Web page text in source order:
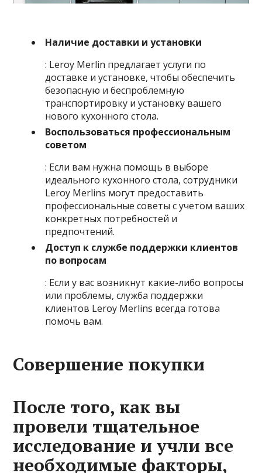
Наличие доставки и установки
: Leroy Merlin предлагает услуги по
доставке и установке, чтобы обеспечить
безопасную и беспроблемную
транспортировку и установку вашего
нового кухонного стола.
Воспользоваться профессиональным
советом
: Если вам нужна помощь в выборе
идеального кухонного стола, сотрудники
Leroy Merlins могут предоставить
профессиональные советы с учетом ваших
конкретных потребностей и
предпочтений.
Доступ к службе поддержки клиентов
по вопросам
: Если у вас возникнут какие-либо вопросы
или проблемы, служба поддержки
клиентов Leroy Merlins всегда готова
помочь вам.
Совершение покупки
После того, как вы
провели тщательное
исследование и учли все
необходимые факторы,